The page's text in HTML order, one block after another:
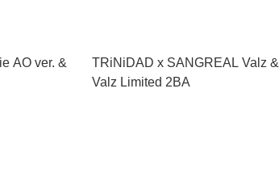
AO ver. &
TRiNiDAD x SANGREAL Valz &
Valz Limited 2BA